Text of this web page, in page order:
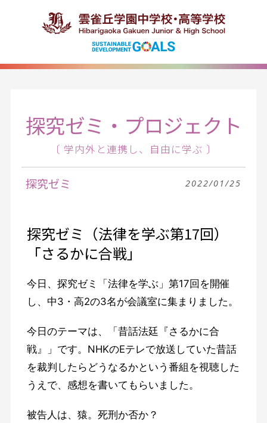
探究ゼミ・プロジェクト
〔 学内外と連携し、自由に学ぶ 〕
探究ゼミ 2022/01/25
探究ゼミ（法律を学ぶ第17回）
「さるかに合戦」
今日、探究ゼミ「法律を学ぶ」第17回を開催
し、中3・高2の3名が会議室に集まりました。
今日のテーマは、「昔話法廷『さるかに合
戦』」です。NHKのEテレで放送していた昔話
を裁判したらどうなるかという番組を視聴した
うえで、感想を書いてもらいました。
被告人は、猿。死刑か否か？